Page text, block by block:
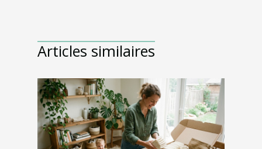
Articles similaires